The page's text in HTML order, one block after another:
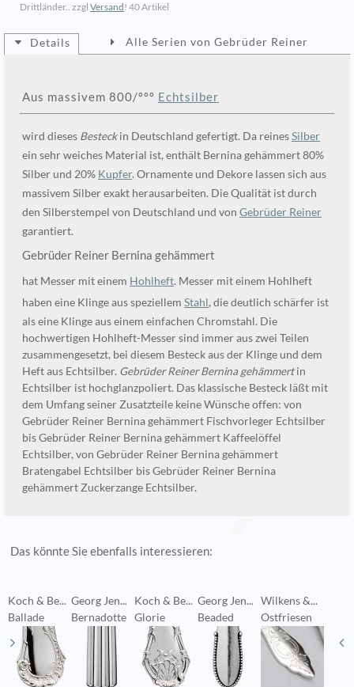
Drittländer.. zzgl Versand! 40 Artikel
Details
Aus massivem 800/ººº Echtsilber
wird dieses Besteckin Deutschland gefertigt. Da reinesSilber
ein sehr weiches Material ist, enthält Bernina gehämmert 80%
Silber und 20% Kupfer. Ornamente und Dekore lassen sich aus
massivem Silber exakt herausarbeiten. Die Qualität ist durch
den Silberstempel von Deutschland und von Gebrüder Reiner
garantiert.
Gebrüder Reiner Bernina gehämmert
hat Messer mit einem Hohlheft. Messer mit einem Hohlheft
haben eine Klinge aus speziellem Stahl, die deutlich schärfer ist
als eine Klinge aus einem einfachen Chromstahl. Die
hochwertigen Hohlheft-Messer sind immer aus zwei Teilen
zusammengesetzt, bei diesem Besteck aus der Klinge und dem
Heft aus Echtsilber. Gebrüder Reiner Bernina gehämmertin
Echtsilber ist hochglanzpoliert. Das klassische Besteck läßt mit
dem Umfang seiner Zusatzteile keine Wünsche offen: von
Gebrüder Reiner Bernina gehämmert Fischvorleger Echtsilber
bis Gebrüder Reiner Bernina gehämmert Kaffeelöffel
Echtsilber, von Gebrüder Reiner Bernina gehämmert
Bratengabel Echtsilber bis Gebrüder Reiner Bernina
gehämmert Zuckerzange Echtsilber.
Alle Serien von Gebrüder Reiner
Das könnte Sie ebenfalls interessieren:
Koch & Be...
Ballade
Georg Jen...
Bernadotte
Koch & Be...
Glorie
Georg Jen...
Beaded
Wilkens &...
Ostfriesen